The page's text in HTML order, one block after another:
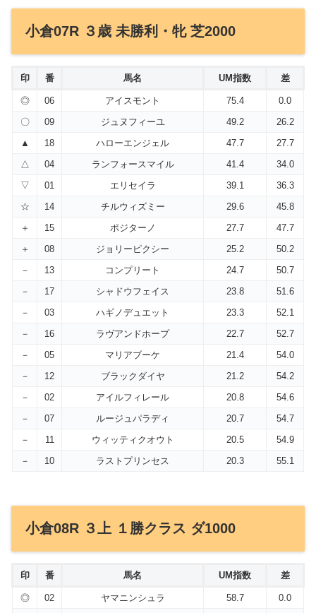
小倉07R ３歳 未勝利・牝 芝2000
印 番 馬名 UM指数 差
◎ 06 アイスモント 75.4
0.0
〇
09 ジュヌフィーユ 49.2
26.2
▲
18 ハローエンジェル 47.7
27.7
△
04 ランフォースマイル 41.4
34.0
▽
01 エリセイラ 39.1
36.3
☆
14 チルウィズミー 29.6
45.8
＋
15 ポジターノ 27.7
47.7
＋
08 ジョリーピクシー 25.2
50.2
－
13 コンプリート 24.7
50.7
－
17 シャドウフェイス 23.8
51.6
－
03 ハギノデュエット 23.3
52.1
－
16 ラヴアンドホープ 22.7
52.7
－
05 マリアブーケ 21.4
54.0
－
12 ブラックダイヤ 21.2
54.2
－
02 アイルフィレール 20.8
54.6
－
07 ルージュパラディ 20.7
54.7
－
11 ウィッティクオウト 20.5
54.9
－
10 ラストプリンセス 20.3 55.1
小倉08R ３上 １勝クラス ダ1000
印 番 馬名 UM指数 差
◎ 02 ヤマニンシュラ 58.7
0.0